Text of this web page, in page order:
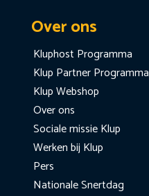
Over ons
Kluphost Programma
Klup Partner Programma
Klup Webshop
Over ons
Sociale missie Klup
Werken bij Klup
Pers
Nationale Snertdag